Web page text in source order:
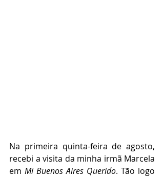
Na primeira quinta-feira de agosto,
recebi a visita da minha irmã Marcela
em Mi Buenos Aires Querido. Tão logo